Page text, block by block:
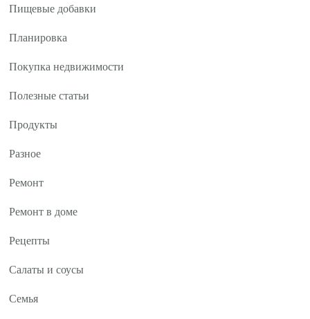
Пищевые добавки
Планировка
Покупка недвижимости
Полезные статьи
Продукты
Разное
Ремонт
Ремонт в доме
Рецепты
Салаты и соусы
Семья